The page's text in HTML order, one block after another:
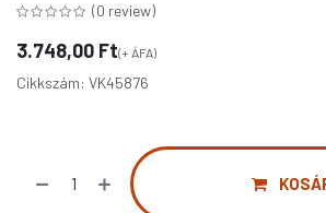
(0 review)
3.748,00 Ft(+ ÁFA)
Cikkszám: VK45876